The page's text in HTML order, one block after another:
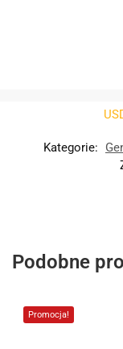
Kategorie:
Podobne
Promocja!